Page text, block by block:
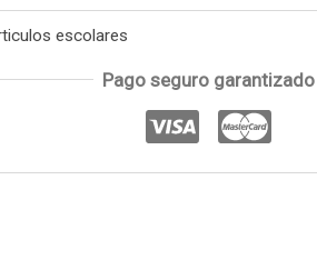
escolares
Pago seguro garantizado